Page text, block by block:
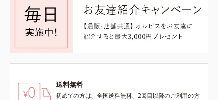
送料無料
初めての方は、全国送料無料、2回目以降のご利用の方